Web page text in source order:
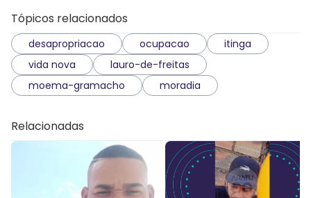
Tópicos relacionados
desapropriacao ocupacao
itinga
vida nova
lauro-de-freitas
moema-gramacho
moradia
Relacionadas